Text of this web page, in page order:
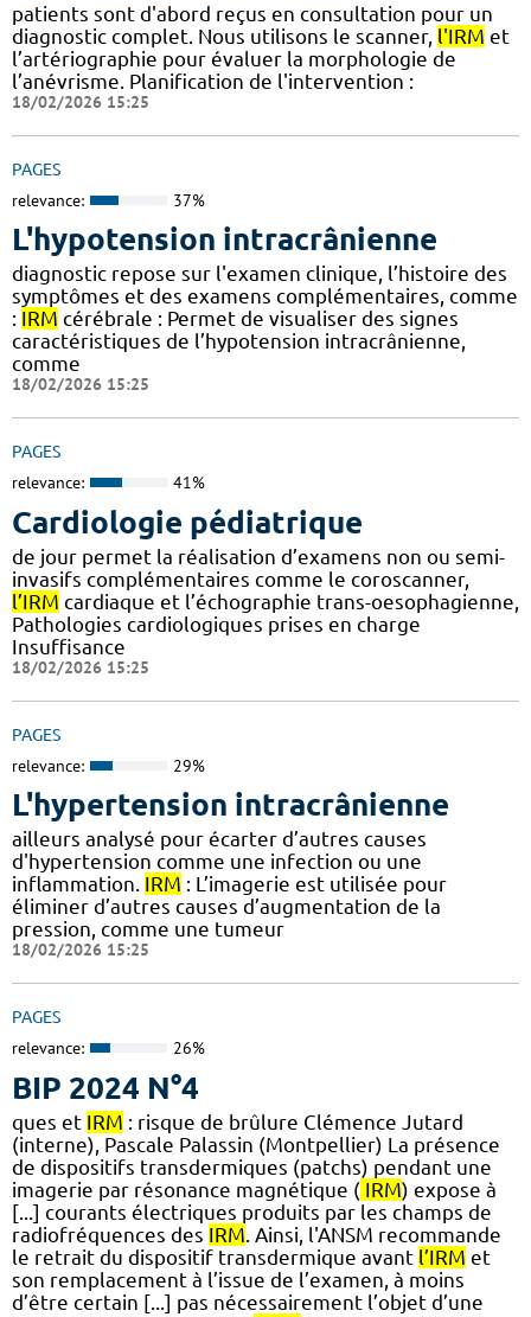
patients sont d'abord reçus en consultation pour un
diagnostic complet. Nous utilisons le scanner, l'IRM et
l’artériographie pour évaluer la morphologie de
l’anévrisme. Planification de l'intervention :
18/02/2026 15:25
PAGES
relevance: 37%
L'hypotension intracrânienne
diagnostic repose sur l'examen clinique, l’histoire des
symptômes et des examens complémentaires, comme
: IRM cérébrale : Permet de visualiser des signes
caractéristiques de l’hypotension intracrânienne,
comme
18/02/2026 15:25
PAGES
relevance: 41%
Cardiologie pédiatrique
de jour permet la réalisation d’examens non ou semi-
invasifs complémentaires comme le coroscanner,
l’IRM cardiaque et l’échographie trans-oesophagienne,
Pathologies cardiologiques prises en charge
Insuffisance
18/02/2026 15:25
PAGES
relevance: 29%
L'hypertension intracrânienne
ailleurs analysé pour écarter d’autres causes
d'hypertension comme une infection ou une
inflammation. IRM : L’imagerie est utilisée pour
éliminer d’autres causes d’augmentation de la
pression, comme une tumeur
18/02/2026 15:25
PAGES
relevance: 26%
BIP 2024 N°4
ques et IRM : risque de brûlure Clémence Jutard
(interne), Pascale Palassin (Montpellier) La présence
de dispositifs transdermiques (patchs) pendant une
imagerie par résonance magnétique ( IRM) expose à
[...] courants électriques produits par les champs de
radiofréquences des IRM . Ainsi, l'ANSM recommande
le retrait du dispositif transdermique avant l’IRM et
son remplacement à l’issue de l’examen, à moins
d’être certain [...] pas nécessairement l’objet d’une